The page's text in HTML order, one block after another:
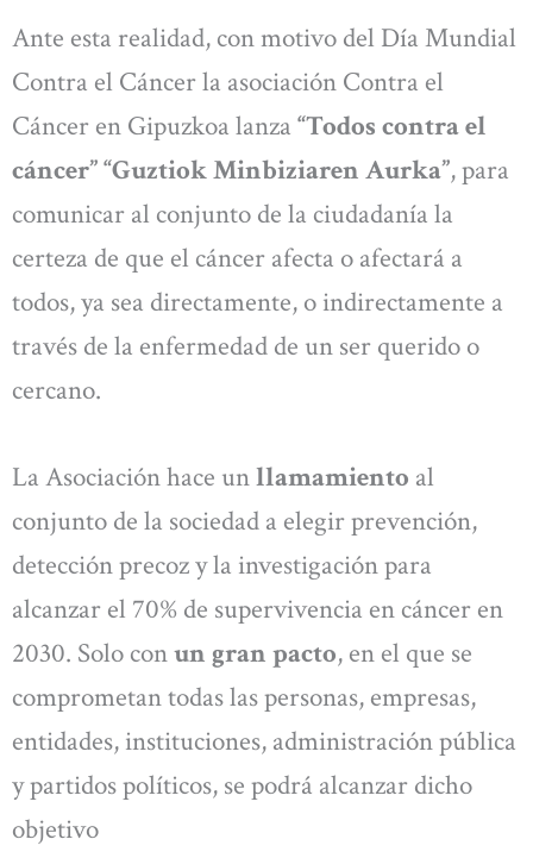
Ante esta realidad, con motivo del Día Mundial
Contra el Cáncer la asociación Contra el
Cáncer en Gipuzkoa lanza “Todos contra el
cáncer” “Guztiok Minbiziaren Aurka”, para
comunicar al conjunto de la ciudadanía la
certeza de que el cáncer afecta o afectará a
todos, ya sea directamente, o indirectamente a
través de la enfermedad de un ser querido o
cercano.
La Asociación hace unllamamiento al
conjunto de la sociedad a elegir prevención,
detección precoz y la investigación para
alcanzar el 70% de supervivencia en cáncer en
2030. Solo conun gran pacto, en el que se
comprometan todas las personas, empresas,
entidades, instituciones, administración pública
y partidos políticos, se podrá alcanzar dicho
objetivo